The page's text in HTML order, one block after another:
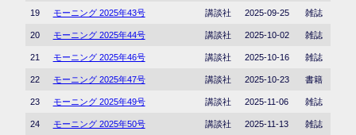
19 モーニング 2025年43号 講談社 2025-09-25 雑誌
20 モーニング 2025年44号 講談社 2025-10-02 雑誌
21 モーニング 2025年46号 講談社 2025-10-16 雑誌
22 モーニング 2025年47号 講談社 2025-10-23 書籍
23 モーニング 2025年49号 講談社 2025-11-06 雑誌
24 モーニング 2025年50号 講談社 2025-11-13 雑誌